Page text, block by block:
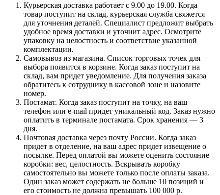
Курьерская доставка работает с 9.00 до 19.00. Когда
товар поступит на склад, курьерская служба свяжется
для уточнения деталей. Специалист предложит выбрать
удобное время доставки и уточнит адрес. Осмотрите
упаковку на целостность и соответствие указанной
комплектации.
Самовывоз из магазина. Список торговых точек для
выбора появится в корзине. Когда заказ поступит на
склад, вам придет уведомление. Для получения заказа
обратитесь к сотруднику в кассовой зоне и назовите
номер.
Постамат. Когда заказ поступит на точку, на ваш
телефон или e-mail придет уникальный код. Заказ нужно
оплатить в терминале постамата. Срок хранения — 3
дня.
Почтовая доставка через почту России. Когда заказ
придет в отделение, на ваш адрес придет извещение о
посылке. Перед оплатой вы можете оценить состояние
коробки: вес, целостность. Вскрывать коробку
самостоятельно вы можете только после оплаты заказа.
Один заказ может содержать не больше 10 позиций и
его стоимость не должна превышать 100 000 р.